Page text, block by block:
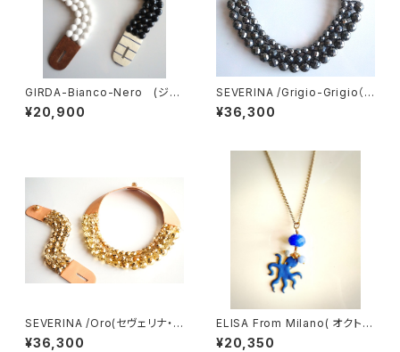
GIRDA-Bianco-Nero (ジル
ダ・ブレスレット）
¥20,900
SEVERINA /Grigio-Grigio（セ
ヴェリナ・ネックレス）
¥36,300
SEVERINA /Oro(セヴェリナ・
ネックレス）
¥36,300
ELISA From Milano( オクトパ
ス/Blu)
¥20,350